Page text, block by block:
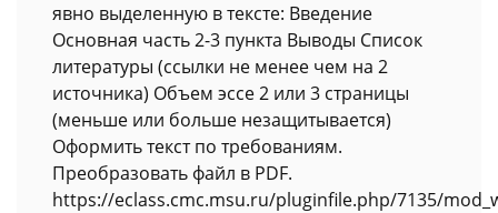
явно выделенную в тексте: Введение
Основная часть 2-3 пункта Выводы Список
литературы (ссылки не менее чем на 2
источника) Объем эссе 2 или 3 страницы
(меньше или больше незащитывается)
Оформить текст по требованиям.
Преобразовать файл в PDF.
https://eclass.cmc.msu.ru/pluginfile.php/7135/